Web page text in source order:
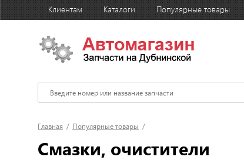
Клиентам Каталоги Популярные товары
Главная / Популярные товары /
Смазки, очистители